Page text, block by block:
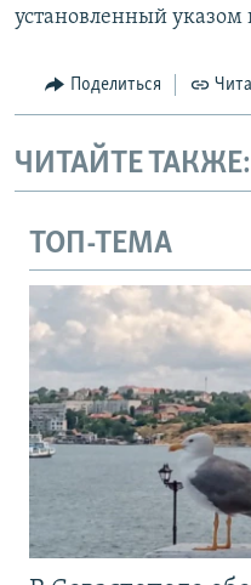
установленный указом
Поделиться
ЧИТАЙТЕ ТАКЖЕ:
ТОП-ТЕМА